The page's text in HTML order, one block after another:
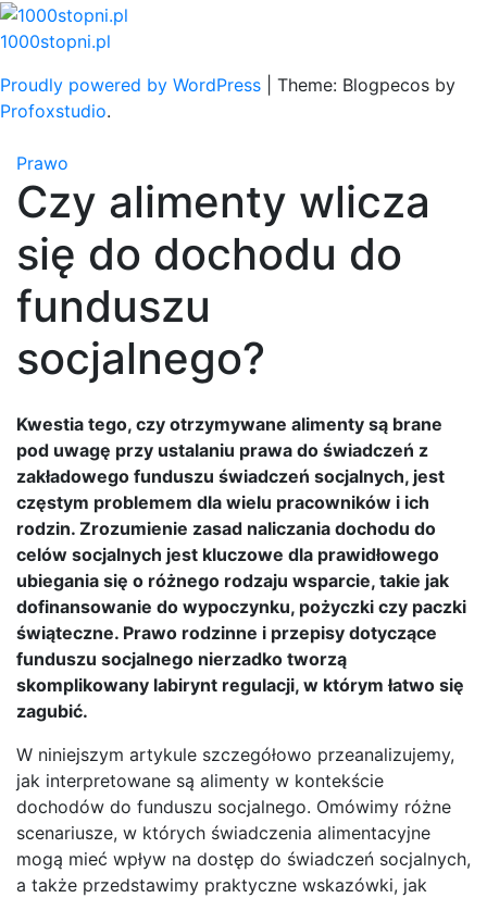
Skip
to
1000stopni.pl
Proudly powered by WordPress
Theme: Blogpecos by
Profoxstudio.
Prawo
Czy alimenty wlicza
się do dochodu do
funduszu
socjalnego?
Kwestia tego, czy otrzymywane alimenty są brane
pod uwagę przy ustalaniu prawa do świadczeń z
zakładowego funduszu świadczeń socjalnych, jest
częstym problemem dla wielu pracowników i ich
rodzin. Zrozumienie zasad naliczania dochodu do
celów socjalnych jest kluczowe dla prawidłowego
ubiegania się o różnego rodzaju wsparcie, takie jak
dofinansowanie do wypoczynku, pożyczki czy paczki
świąteczne. Prawo rodzinne i przepisy dotyczące
funduszu socjalnego nierzadko tworzą
skomplikowany labirynt regulacji, w którym łatwo się
zagubić.
W niniejszym artykule szczegółowo przeanalizujemy,
jak interpretowane są alimenty w kontekście
dochodów do funduszu socjalnego. Omówimy różne
scenariusze, w których świadczenia alimentacyjne
mogą mieć wpływ na dostęp do świadczeń socjalnych,
a także przedstawimy praktyczne wskazówki, jak